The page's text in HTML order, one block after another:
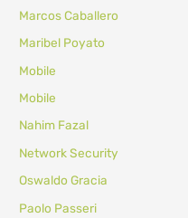
Marcos Caballero
Maribel Poyato
Mobile
Mobile
Nahim Fazal
Network Security
Oswaldo Gracia
Paolo Passeri